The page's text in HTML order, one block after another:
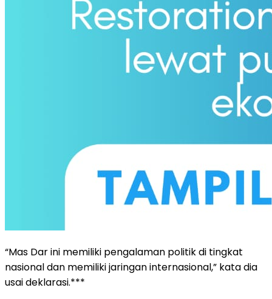
“Mas Dar ini memiliki pengalaman politik di tingkat
nasional dan memiliki jaringan internasional,” kata dia
usai deklarasi.***